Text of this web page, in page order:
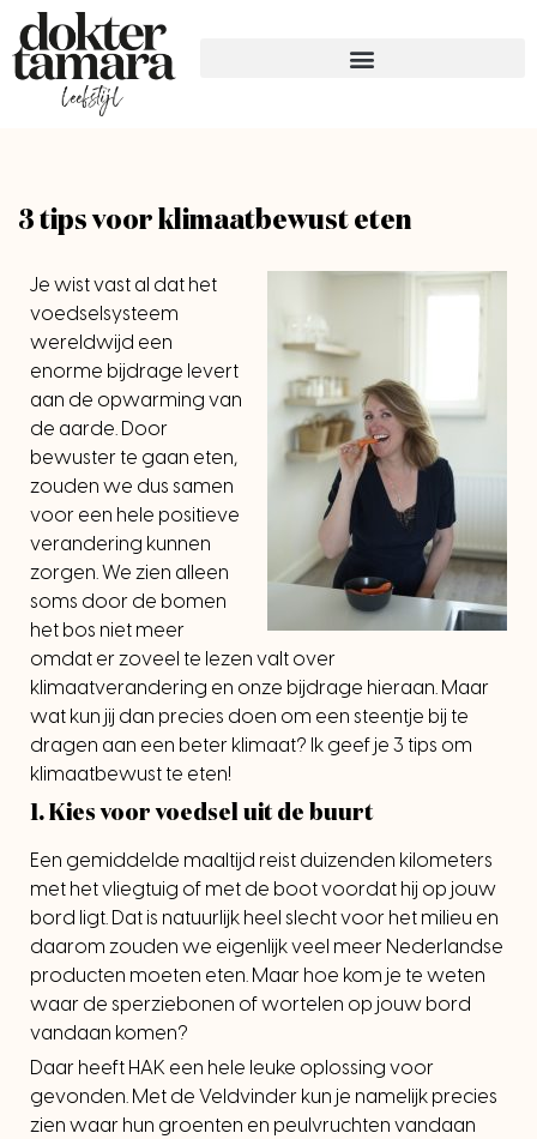
3 tips voor klimaatbewust eten
Je wist vast al dat het
voedselsysteem
wereldwijd een
enorme bijdrage levert
aan de opwarming van
de aarde. Door
bewuster te gaan eten,
zouden we dus samen
voor een hele positieve
verandering kunnen
zorgen. We zien alleen
soms door de bomen
het bos niet meer
omdat er zoveel te lezen valt over
klimaatverandering en onze bijdrage hieraan. Maar
wat kun jij dan precies doen om een steentje bij te
dragen aan een beter klimaat? Ik geef je 3 tips om
klimaatbewust te eten!
1. Kies voor voedsel uit de buurt
Een gemiddelde maaltijd reist duizenden kilometers
met het vliegtuig of met de boot voordat hij op jouw
bord ligt. Dat is natuurlijk heel slecht voor het milieu en
daarom zouden we eigenlijk veel meer Nederlandse
producten moeten eten. Maar hoe kom je te weten
waar de sperziebonen of wortelen op jouw bord
vandaan komen?
Daar heeft HAK een hele leuke oplossing voor
gevonden. Met de Veldvinder kun je namelijk precies
zien waar hun groenten en peulvruchten vandaan